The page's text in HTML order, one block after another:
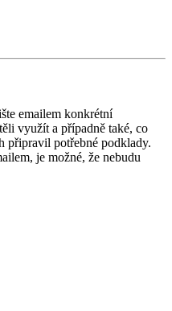
emailem konkrétní
využít a případně také, co
připravil potřebné podklady.
je možné, že nebudu